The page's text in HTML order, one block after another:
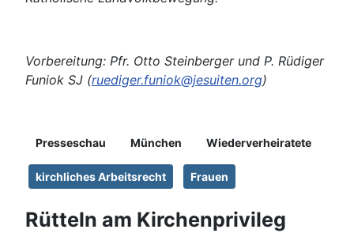
Vorbereitung: Pfr. Otto Steinberger und P. Rüdiger
Funiok SJ (ruediger.funiok@jesuiten.org)
Presseschau München Wiederverheiratete
kirchliches Arbeitsrecht Frauen
Rütteln am Kirchenprivileg